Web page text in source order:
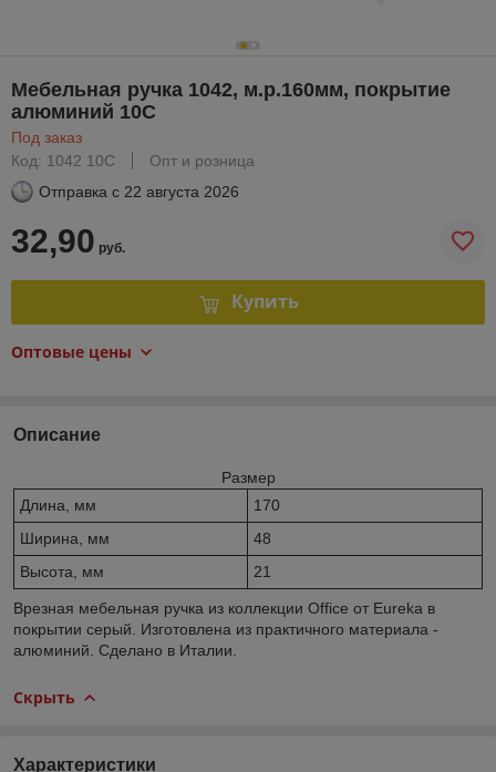
Мебельная ручка 1042, м.р.160мм, покрытие
алюминий 10С
Под заказ
Код: 1042 10C
Опт и розница
Отправка с 22 августа 2026
32,90 руб.
Купить
Оптовые цены
Описание
Размер
Длина, мм
170
Ширина, мм
48
Высота, мм
21
Врезная мебельная ручка из коллекции Office от Eureka в
покрытии серый. Изготовлена из практичного материала -
алюминий. Сделано в Италии.
Скрыть
Характеристики